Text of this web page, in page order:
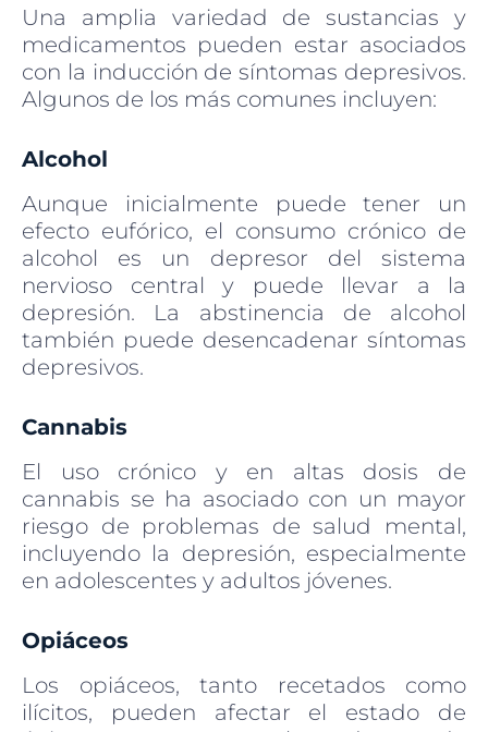
Una amplia variedad de sustancias y
medicamentos pueden estar asociados
con la inducción de síntomas depresivos.
Algunos de los más comunes incluyen:
Alcohol
Aunque inicialmente puede tener un
efecto eufórico, el consumo crónico de
alcohol es un depresor del sistema
nervioso central y puede llevar a la
depresión. La abstinencia de alcohol
también puede desencadenar síntomas
depresivos.
Cannabis
El uso crónico y en altas dosis de
cannabis se ha asociado con un mayor
riesgo de problemas de salud mental,
incluyendo la depresión, especialmente
en adolescentes y adultos jóvenes.
Opiáceos
Los opiáceos, tanto recetados como
ilícitos, pueden afectar el estado de